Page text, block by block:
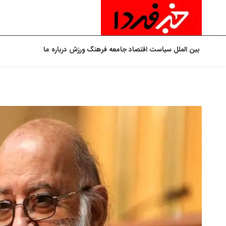
بین الملل سیاست اقتصادجامعه فرهنگورزش درباره ما